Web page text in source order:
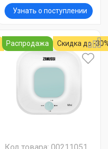
Узнать о поступлении
Распродажа Скидка до -